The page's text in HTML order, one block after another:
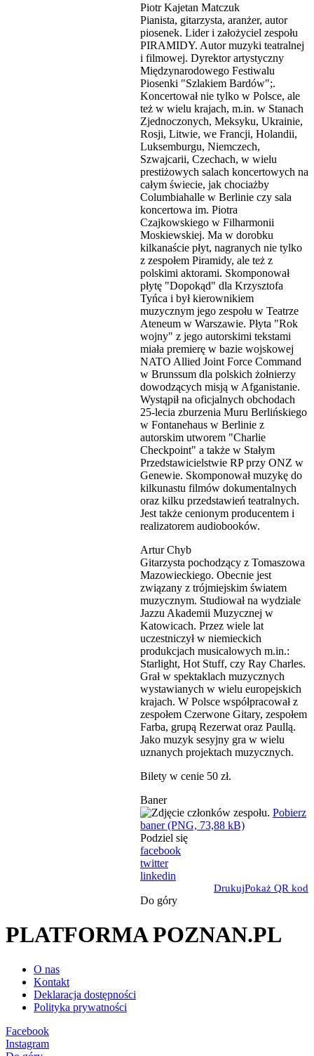
Piotr Kajetan Matczuk
Pianista, gitarzysta, aranżer, autor
piosenek. Lider i założyciel zespołu
PIRAMIDY. Autor muzyki teatralnej
i filmowej. Dyrektor artystyczny
Międzynarodowego Festiwalu
Piosenki "Szlakiem Bardów";.
Koncertował nie tylko w Polsce, ale
też w wielu krajach, m.in. w Stanach
Zjednoczonych, Meksyku, Ukrainie,
Rosji, Litwie, we Francji, Holandii,
Luksemburgu, Niemczech,
Szwajcarii, Czechach, w wielu
prestiżowych salach koncertowych na
całym świecie, jak chociażby
Columbiahalle w Berlinie czy sala
koncertowa im. Piotra
Czajkowskiego w Filharmonii
Moskiewskiej. Ma w dorobku
kilkanaście płyt, nagranych nie tylko
z zespołem Piramidy, ale też z
polskimi aktorami. Skomponował
płytę "Dopokąd" dla Krzysztofa
Tyńca i był kierownikiem
muzycznym jego zespołu w Teatrze
Ateneum w Warszawie. Płyta "Rok
wojny" z jego autorskimi tekstami
miała premierę w bazie wojskowej
NATO Allied Joint Force Command
w Brunssum dla polskich żołnierzy
dowodzących misją w Afganistanie.
Wystąpił na oficjalnych obchodach
25-lecia zburzenia Muru Berlińskiego
w Fontanehaus w Berlinie z
autorskim utworem "Charlie
Checkpoint" a także w Stałym
Przedstawicielstwie RP przy ONZ w
Genewie. Skomponował muzykę do
kilkunastu filmów dokumentalnych
oraz kilku przedstawień teatralnych.
Jest także cenionym producentem i
realizatorem audiobooków.
Artur Chyb
Gitarzysta pochodzący z Tomaszowa
Mazowieckiego. Obecnie jest
związany z trójmiejskim światem
muzycznym. Studiował na wydziale
Jazzu Akademii Muzycznej w
Katowicach. Przez wiele lat
uczestniczył w niemieckich
produkcjach musicalowych m.in.:
Starlight, Hot Stuff, czy Ray Charles.
Grał w spektaklach muzycznych
wystawianych w wielu europejskich
krajach. W Polsce współpracował z
zespołem Czerwone Gitary, zespołem
Farba, grupą Rezerwat oraz Paullą.
Jako muzyk sesyjny gra w wielu
uznanych projektach muzycznych.
Bilety w cenie 50 zł.
Baner
Pobierz
baner (PNG, 73,88 kB)
Podziel się
facebook
twitter
linkedin
DrukujPokaż QR kod
Do góry
PLATFORMA POZNAN.PL
O nas
Kontakt
Deklaracja dostępności
Polityka prywatności
Facebook
Instagram